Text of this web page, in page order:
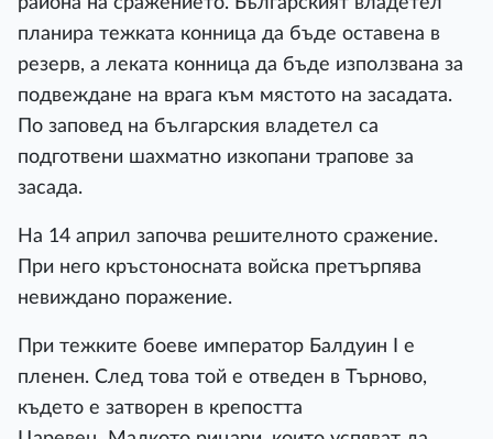
планира тежката конница да бъде оставена в
резерв, а леката конница да бъде използвана за
подвеждане на врага към мястото на засадата.
По заповед на българския владетел са
подготвени шахматно изкопани трапове за
засада.
На 14 април започва решителното сражение.
При него кръстоносната войска претърпява
невиждано поражение.
При тежките боеве император Балдуин І е
пленен. След това той е отведен в Търново,
където е затворен в крепостта